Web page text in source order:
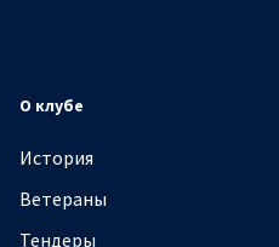
О клубе
История
Ветераны
Тендеры